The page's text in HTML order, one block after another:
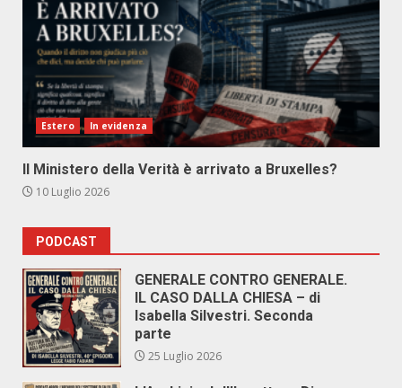
Estero In evidenza
Il Ministero della Verità è arrivato a Bruxelles?
10 Luglio 2026
PODCAST
GENERALE CONTRO GENERALE.
IL CASO DALLA CHIESA – di
Isabella Silvestri. Seconda
parte
25 Luglio 2026